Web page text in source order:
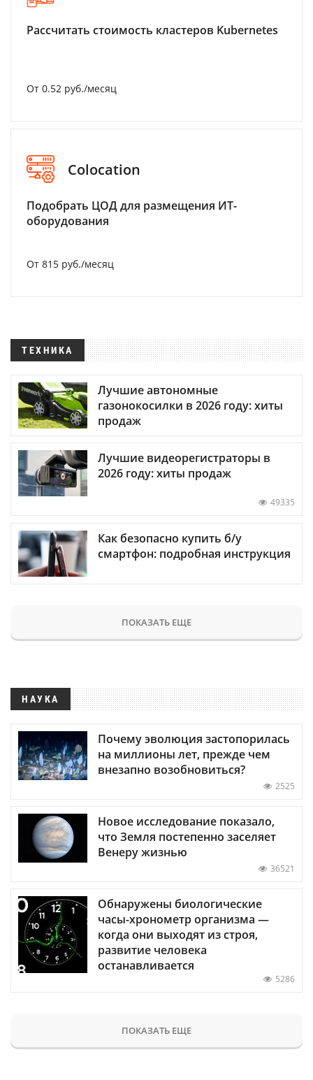
Рассчитать стоимость кластеров Kubernetes
От 0.52 руб./месяц
Colocation
Подобрать ЦОД для размещения ИТ-
оборудования
От 815 руб./месяц
ТЕХНИКА
Лучшие автономные
газонокосилки в 2026 году: хиты
продаж
Лучшие видеорегистраторы в
2026 году: хиты продаж
49335
Как безопасно купить б/у
смартфон: подробная инструкция
ПОКАЗАТЬ ЕЩЕ
НАУКА
Почему эволюция застопорилась
на миллионы лет, прежде чем
внезапно возобновиться?
2525
Новое исследование показало,
что Земля постепенно заселяет
Венеру жизнью
36521
Обнаружены биологические
часы-хронометр организма —
когда они выходят из строя,
развитие человека
останавливается
5286
ПОКАЗАТЬ ЕЩЕ